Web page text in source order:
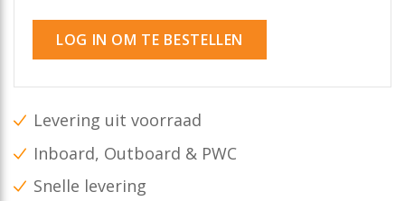
LOG IN OM TE BESTELLEN
Levering uit voorraad
Inboard, Outboard & PWC
Snelle levering